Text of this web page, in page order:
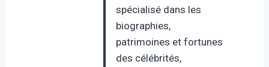
spécialisé dans les
biographies,
patrimoines et fortunes
des célébrités,